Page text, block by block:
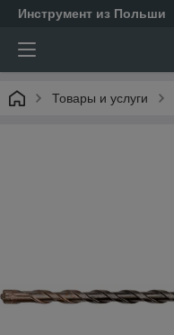
Инструмент из Польши
Товары и услуги